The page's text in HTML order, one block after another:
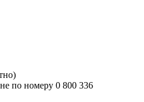
по номеру 0 800 336